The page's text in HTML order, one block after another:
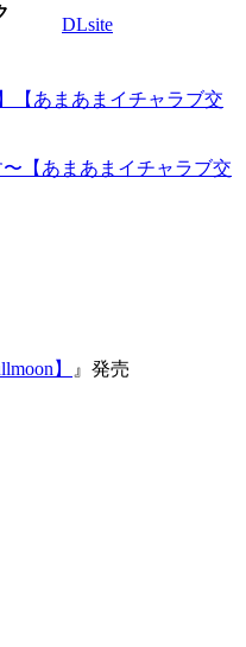
DLsite
【あまあまイチャラブ交
【あまあまイチャラブ交
】 』発売